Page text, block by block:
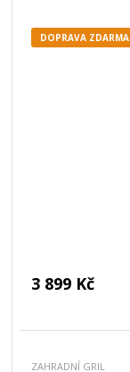
DOPRAVA ZDARMA
3 899 Kč
ZAHRADNÍ GRIL